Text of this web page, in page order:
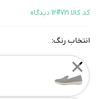
کد کالا 721# 12 دیدگاه
انتخاب رنگ:
Color
✕